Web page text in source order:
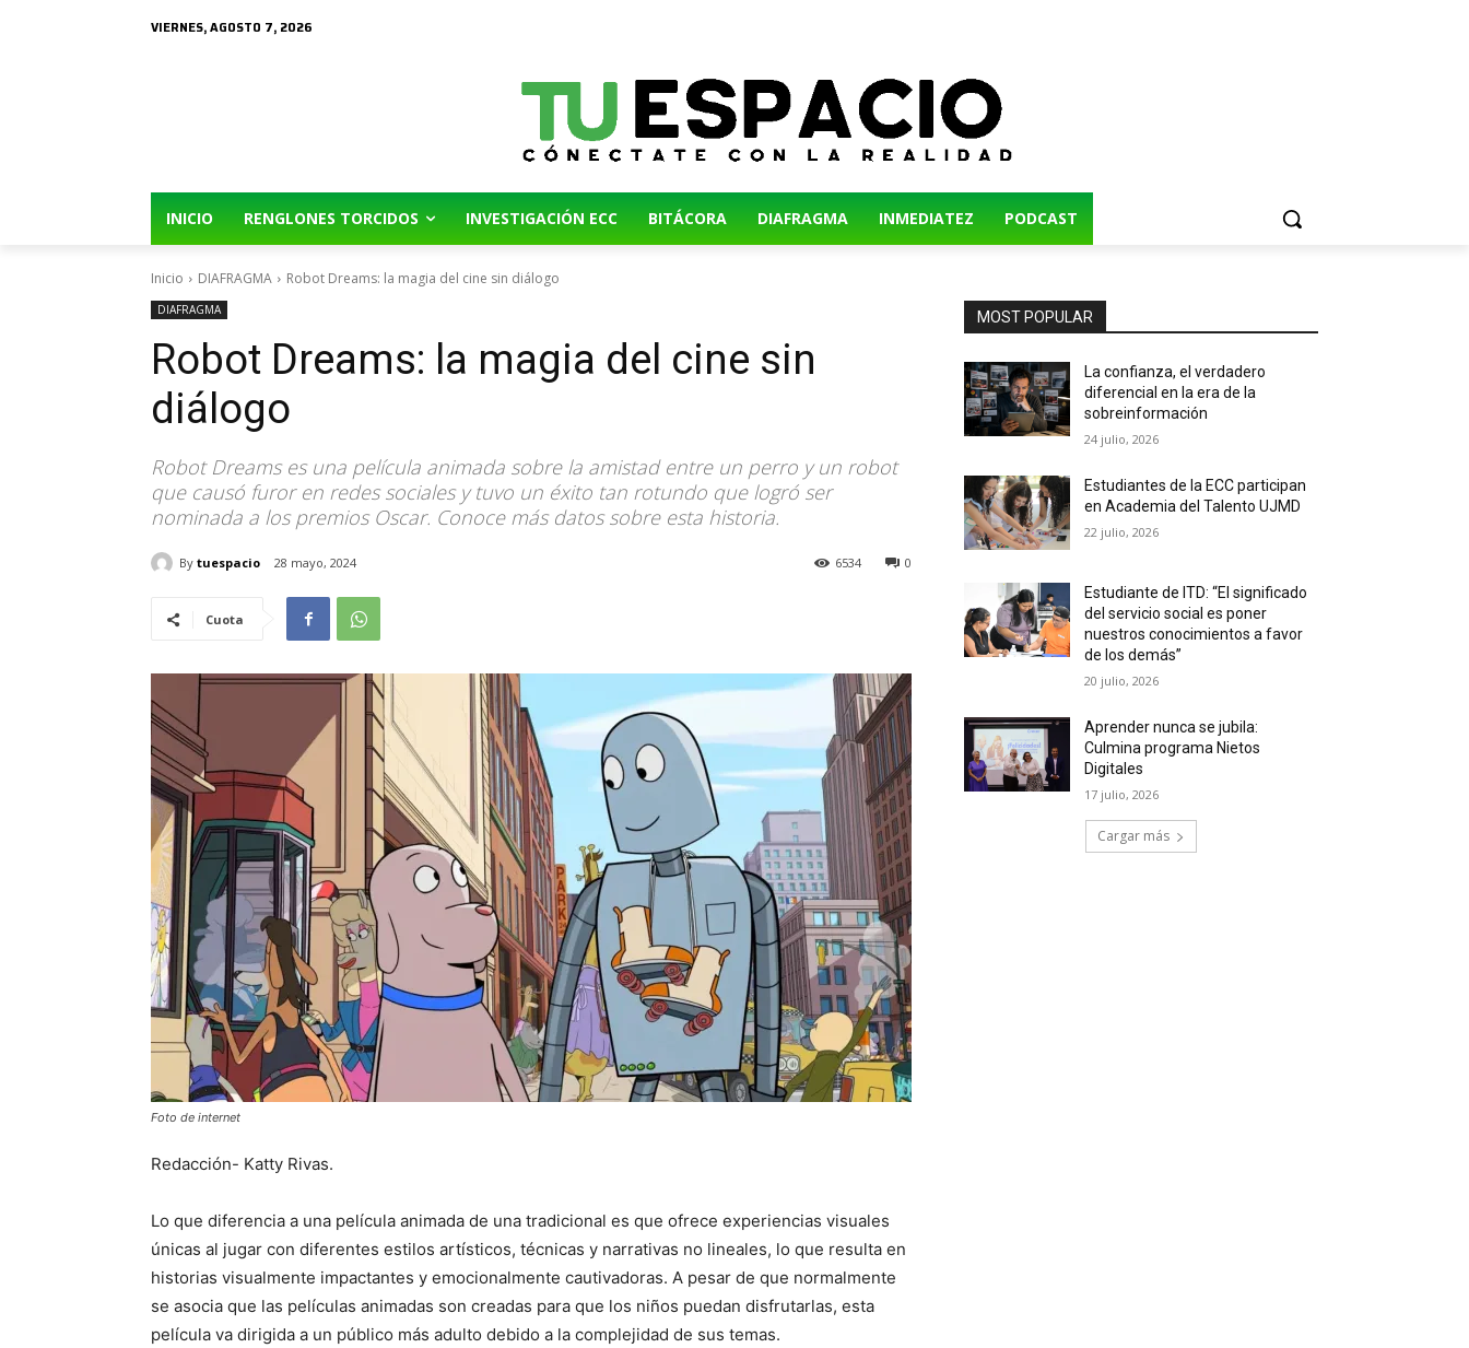
VIERNES, AGOSTO 7, 2026
INICIO RENGLONES TORCIDOS INVESTIGACIÓN ECC BITÁCORA DIAFRAGMA INMEDIATEZ PODCAST
Inicio DIAFRAGMA Robot Dreams: la magia del cine sin diálogo
DIAFRAGMA
Robot Dreams: la magia del cine sin
diálogo
Robot Dreams es una película animada sobre la amistad entre un perro y un robot
que causó furor en redes sociales y tuvo un éxito tan rotundo que logró ser
nominada a los premios Oscar. Conoce más datos sobre esta historia.
By tuespacio 28 mayo, 2024 0
6534
Cuota
Foto de internet
Redacción- Katty Rivas.
Lo que diferencia a una película animada de una tradicional es que ofrece experiencias visuales
únicas al jugar con diferentes estilos artísticos, técnicas y narrativas no lineales, lo que resulta en
historias visualmente impactantes y emocionalmente cautivadoras. A pesar de que normalmente
se asocia que las películas animadas son creadas para que los niños puedan disfrutarlas, esta
película va dirigida a un público más adulto debido a la complejidad de sus temas.
MOST POPULAR
La confianza, el verdadero
diferencial en la era de la
sobreinformación
24 julio, 2026
Estudiantes de la ECC participan
en Academia del Talento UJMD
22 julio, 2026
Estudiante de ITD: “El significado
del servicio social es poner
nuestros conocimientos a favor
de los demás”
20 julio, 2026
Aprender nunca se jubila:
Culmina programa Nietos
Digitales
17 julio, 2026
Cargar más